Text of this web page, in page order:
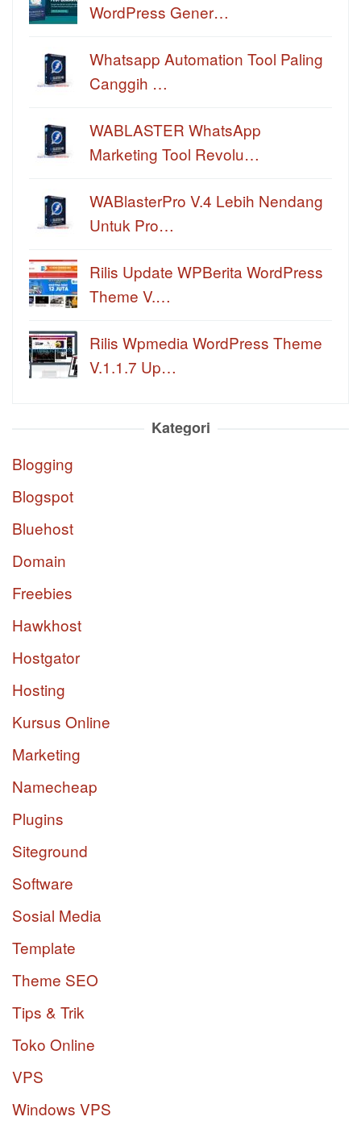
WordPress Gener…
Whatsapp Automation Tool Paling
Canggih …
WABLASTER WhatsApp
Marketing Tool Revolu…
WABlasterPro V.4 Lebih Nendang
Untuk Pro…
Rilis Update WPBerita WordPress
Theme V.…
Rilis Wpmedia WordPress Theme
V.1.1.7 Up…
Kategori
Blogging
Blogspot
Bluehost
Domain
Freebies
Hawkhost
Hostgator
Hosting
Kursus Online
Marketing
Namecheap
Plugins
Siteground
Software
Sosial Media
Template
Theme SEO
Tips & Trik
Toko Online
VPS
Windows VPS